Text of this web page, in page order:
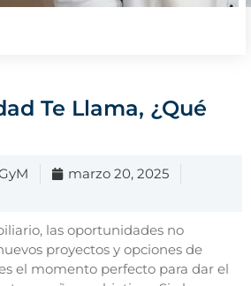
Te Llama, ¿Qué
marzo 20, 2025
las oportunidades no
proyectos y opciones de
el momento perfecto para dar el